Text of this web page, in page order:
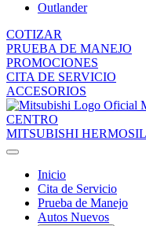
Outlander
COTIZAR
PRUEBA DE MANEJO
PROMOCIONES
CITA DE SERVICIO
ACCESORIOS
CENTRO
MITSUBISHI
Inicio
Cita de Servicio
Prueba de Manejo
Autos Nuevos